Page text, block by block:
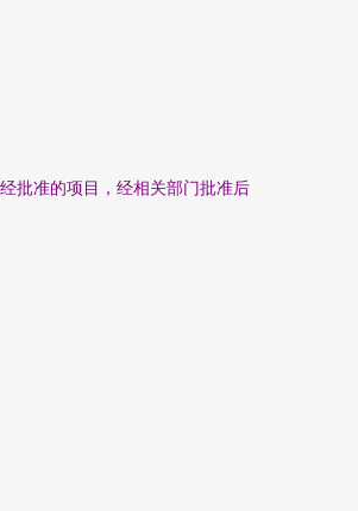
批准的项目，经相关部门批准后